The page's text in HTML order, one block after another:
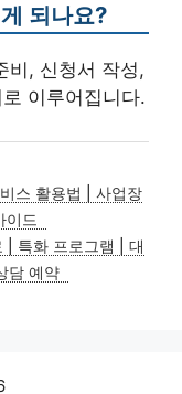
되나요?
비, 신청서 작성,
이루어집니다.
스 활용법 | 사업장
이드
| 특화 프로그램 | 대
담 예약